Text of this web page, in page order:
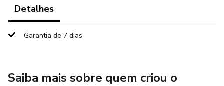
Detalhes
Garantia de 7 dias
Saiba mais sobre quem criou o